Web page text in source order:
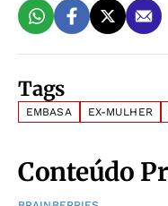
Tags
EMBASA EX-MULHER